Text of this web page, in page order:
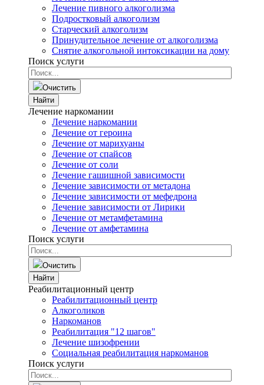
Лечение пивного алкоголизма
Подростковый алкоголизм
Старческий алкоголизм
Принудительное лечение от алкоголизма
Снятие алкогольной интоксикации на дому
Поиск услуги
Очистить
Найти
Лечение наркомании
Лечение наркомании
Лечение от героина
Лечение от марихуаны
Лечение от спайсов
Лечение от соли
Лечение гашишной зависимости
Лечение зависимости от метадона
Лечение зависимости от мефедрона
Лечение зависимости от Лирики
Лечение от метамфетамина
Лечение от амфетамина
Поиск услуги
Очистить
Найти
Реабилитационный центр
Реабилитационный центр
Алкоголиков
Наркоманов
Реабилитация "12 шагов"
Лечение шизофрении
Социальная реабилитация наркоманов
Поиск услуги